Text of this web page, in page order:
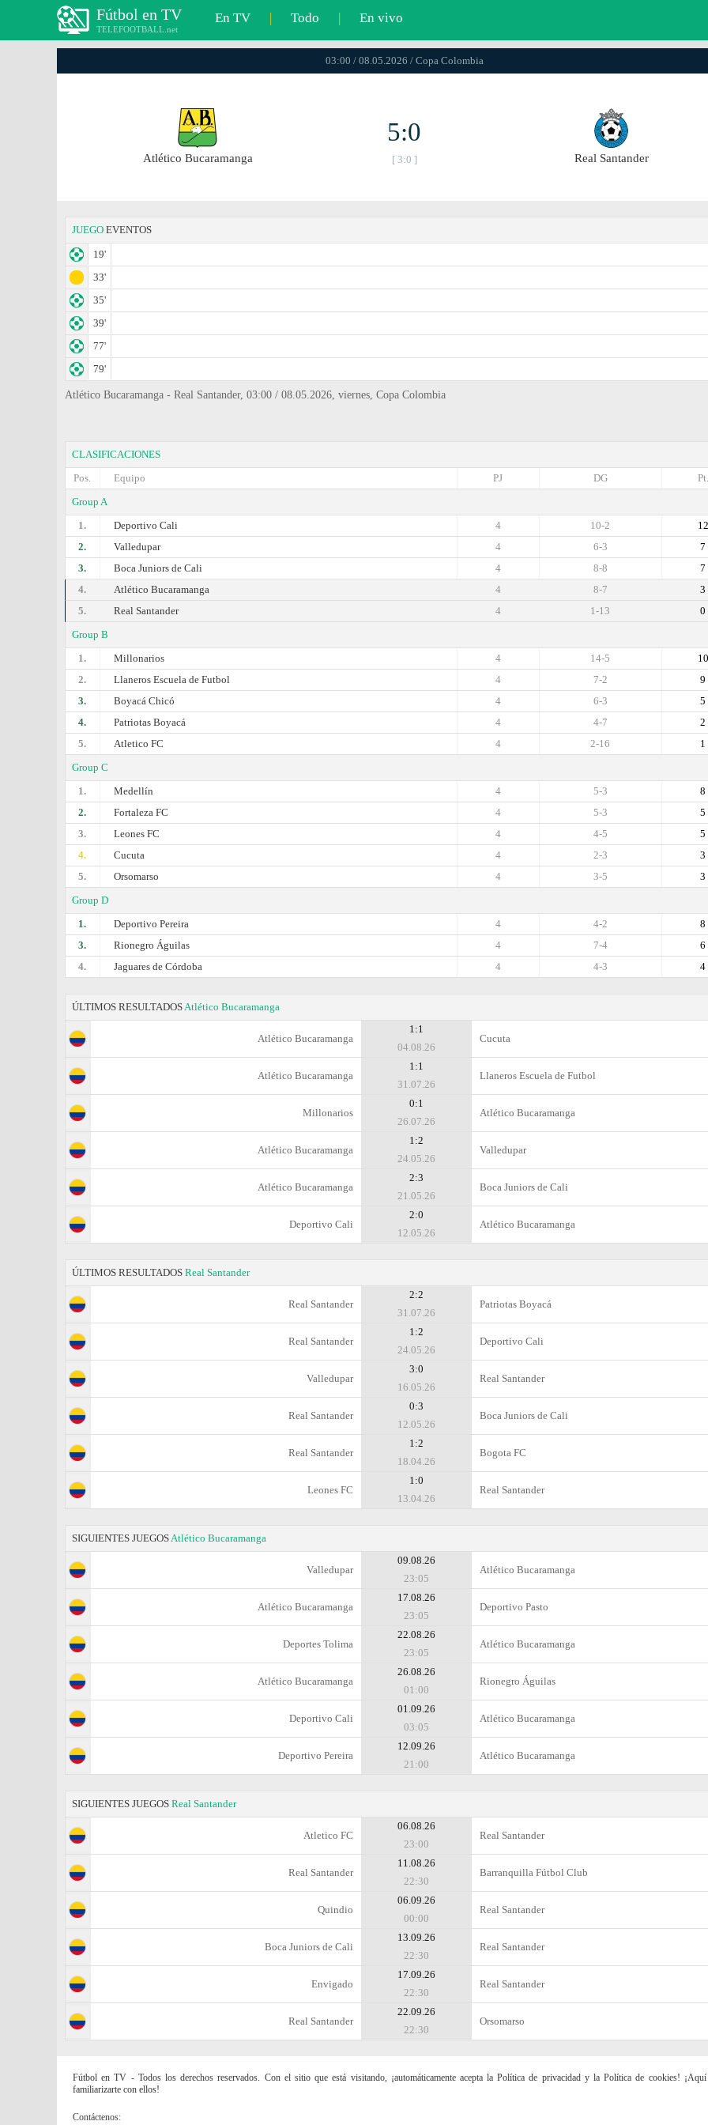
Fútbol en TV
TELEFOOTBALL.net
En TV | Todo | En vivo
03:00 / 08.05.2026 / Copa Colombia
Atlético Bucaramanga
5:0
[ 3:0 ] Real Santander
JUEGO EVENTOS
19'
33'
35'
39'
77'
79'
Atlético Bucaramanga - Real Santander, 03:00 / 08.05.2026, viernes, Copa Colombia
CLASIFICACIONES
Pos.
Equipo Pt.
DG
PJ
Group A
1.
Deportivo Cali 12
10-2
4
2.
Valledupar 7
6-3
4
3.
Boca Juniors de Cali 7
8-8
4
4.
Atlético Bucaramanga 3
8-7
4
5.
Real Santander 0
1-13
4
Group B
1.
Millonarios 10
14-5
4
2.
Llaneros Escuela de Futbol 9
7-2
4
3.
Boyacá Chicó 5
6-3
4
4.
Patriotas Boyacá 2
4-7
4
5.
Atletico FC 1
2-16
4
Group C
1.
Medellín 8
5-3
4
2.
Fortaleza FC 5
5-3
4
3.
Leones FC 5
4-5
4
4.
Cucuta 3
2-3
4
5.
Orsomarso 3
3-5
4
Group D
1.
Deportivo Pereira 8
4-2
4
3.
Rionegro Águilas 6
7-4
4
4.
Jaguares de Córdoba 4
4-3
4
ÚLTIMOS RESULTADOSAtlético Bucaramanga
Atlético Bucaramanga
1:1
04.08.26
Cucuta
Atlético Bucaramanga
1:1
31.07.26
Llaneros Escuela de Futbol
Millonarios
0:1
26.07.26
Atlético Bucaramanga
Atlético Bucaramanga
1:2
24.05.26
Valledupar
Atlético Bucaramanga
2:3
21.05.26
Boca Juniors de Cali
Deportivo Cali
2:0
12.05.26
Atlético Bucaramanga
ÚLTIMOS RESULTADOS Real Santander
Real Santander
2:2
31.07.26
Patriotas Boyacá
Real Santander
1:2
24.05.26
Deportivo Cali
Valledupar
3:0
16.05.26
Real Santander
Real Santander
0:3
12.05.26
Boca Juniors de Cali
Real Santander
1:2
18.04.26
Bogota FC
Leones FC
1:0
13.04.26
Real Santander
SIGUIENTES JUEGOSAtlético Bucaramanga
Valledupar
09.08.26
23:05
Atlético Bucaramanga
Atlético Bucaramanga
17.08.26
23:05
Deportivo Pasto
Deportes Tolima
22.08.26
23:05
Atlético Bucaramanga
Atlético Bucaramanga
26.08.26
01:00
Rionegro Águilas
Deportivo Cali
01.09.26
03:05
Atlético Bucaramanga
Deportivo Pereira
12.09.26
21:00
Atlético Bucaramanga
SIGUIENTES JUEGOS Real Santander
Atletico FC
06.08.26
23:00
Real Santander
Real Santander
11.08.26
22:30
Barranquilla Fútbol Club
Quindio
06.09.26
00:00
Real Santander
Boca Juniors de Cali
13.09.26
22:30
Real Santander
Envigado
17.09.26
22:30
Real Santander
Real Santander
22.09.26
22:30
Orsomarso
Fútbol en TV - Todos los derechos reservados. Con el sitio que está visitando, ¡automáticamente acepta la Política de privacidad y la Política de cookies! ¡Aquí
familiarizarte con ellos!
Contáctenos: